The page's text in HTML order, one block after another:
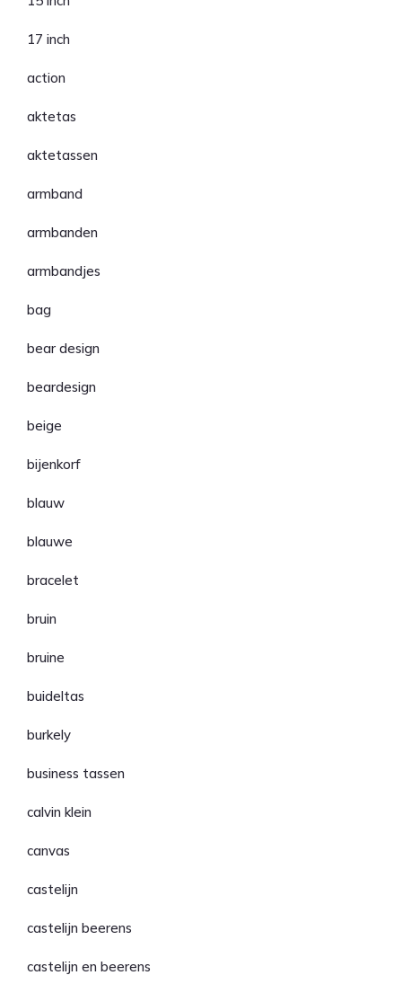
17 inch
action
aktetas
aktetassen
armband
armbanden
armbandjes
bag
bear design
beardesign
beige
bijenkorf
blauw
blauwe
bracelet
bruin
bruine
buideltas
burkely
business tassen
calvin klein
canvas
castelijn
castelijn beerens
castelijn en beerens